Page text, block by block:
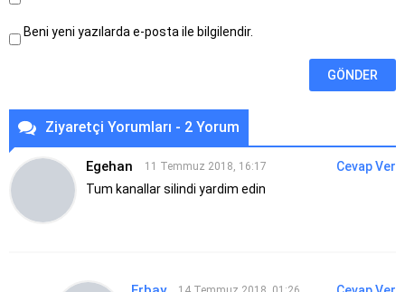
Beni yeni yazılarda e-posta ile bilgilendir.
Ziyaretçi Yorumları - 2 Yorum
Egehan 11 Temmuz 2018, 16:17
Tum kanallar silindi yardim edin
Cevap Ver